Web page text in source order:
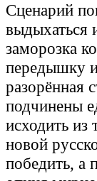
Сценарий
выдыхаться
заморозка
передышку
разорённая
подчинены
исходить из
новой
победить, а